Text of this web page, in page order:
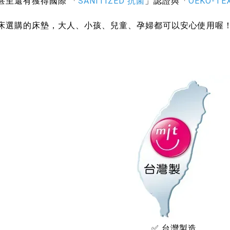
選購的床墊，大人、小孩、兒童、孕婦都可以安心使用喔！